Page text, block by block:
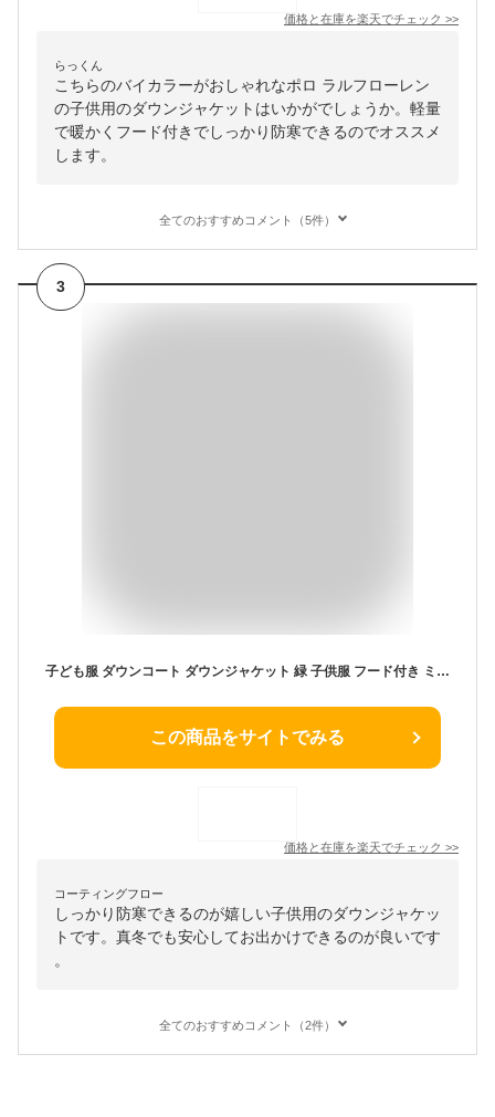
価格と在庫を楽天でチェック >>
らっくん
こちらのバイカラーがおしゃれなポロ ラルフローレン
の子供用のダウンジャケットはいかがでしょうか。軽量
で暖かくフード付きでしっかり防寒できるのでオススメ
します。
全てのおすすめコメント（5件）
3
子ども服 ダウンコート ダウンジャケット 緑 子供服 フード付き ミドル丈 キッズ 防寒 厚手 防水 男の子 女の子 アウター 冬服 通学 キッズ服 保温 暖かい オシャレ 冬 温かい 90cm 100cm 110cm 120cm 130cm 140cm 150cm
この商品をサイトでみる
価格と在庫を楽天でチェック >>
コーティングフロー
しっかり防寒できるのが嬉しい子供用のダウンジャケッ
トです。真冬でも安心してお出かけできるのが良いです
。
全てのおすすめコメント（2件）